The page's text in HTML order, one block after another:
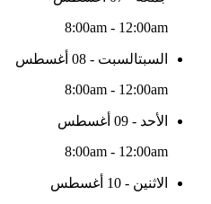
8:00am - 12:00am
السبتالسبت - 08 أغسطس
8:00am - 12:00am
الأحد - 09 أغسطس
8:00am - 12:00am
الاثنين - 10 أغسطس